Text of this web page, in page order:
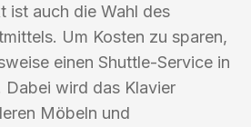
ist auch die Wahl des
Um Kosten zu sparen,
einen Shuttle-Service in
Dabei wird das Klavier
Möbeln und